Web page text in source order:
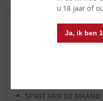
u 18 jaar of
Ja, ik ben
AANBIEDINGEN
WIJN VAN DE MAAND
SPIRIT VAN DE MAAND